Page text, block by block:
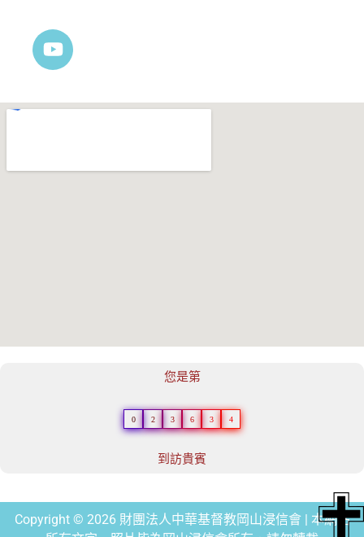
您是第
0 2 3 6 3 4
到訪貴賓
Copyright © 2026 財團法人中華基督教岡山浸信會 | 本網站